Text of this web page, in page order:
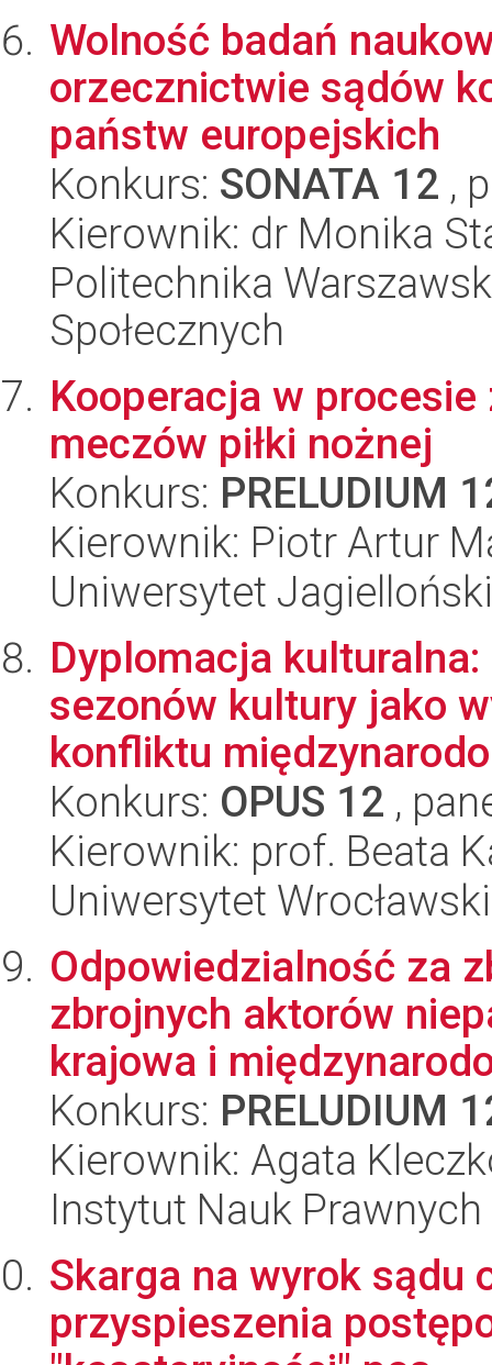
Wolność badań
orzecznictwie sądów
państw europejskich
Konkurs: SONATA 12 ,
Kierownik: dr Monika
Politechnika
Społecznych
Kooperacja w
meczów piłki nożnej
Konkurs: PRELUDIUM
Kierownik: Piotr Artur
Uniwersytet
Dyplomacja
sezonów kultury jako
konfliktu
Konkurs: OPUS 12 ,
Kierownik: prof. Beata
Uniwersytet
Odpowiedzialność za
zbrojnych aktorów
krajowa i
Konkurs: PRELUDIUM
Kierownik: Agata
Instytut Nauk Prawnych
Skarga na wyrok sądu
przyspieszenia